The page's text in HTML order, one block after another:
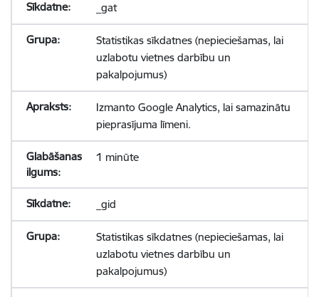
_gat
Statistikas sīkdatnes (nepieciešamas, lai
uzlabotu vietnes darbību un
pakalpojumus)
Izmanto Google Analytics, lai samazinātu
pieprasījuma līmeni.
1 minūte
_gid
Statistikas sīkdatnes (nepieciešamas, lai
uzlabotu vietnes darbību un
pakalpojumus)